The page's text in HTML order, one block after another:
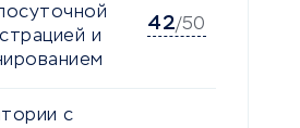
и
42/50
с